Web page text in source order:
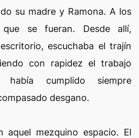
su madre y Ramona. A los
se fueran. Desde allí,
escuchaba el trajín
con rapidez el trabajo
cumplido siempre
desgano.
aquel mezquino espacio. El